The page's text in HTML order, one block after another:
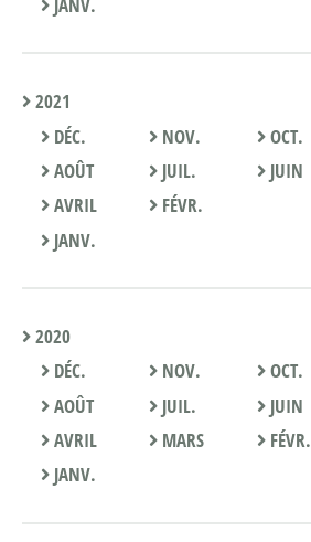
2021
DÉC.
NOV. OCT.
AOÛT
JUIL. JUIN
AVRIL
FÉVR.
JANV.
2020
DÉC.
NOV. OCT.
AOÛT
JUIL. JUIN
AVRIL
MARS
FÉVR.
JANV.